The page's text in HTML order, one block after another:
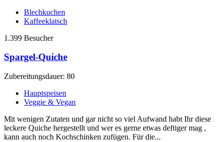
Blechkuchen
Kaffeeklatsch
1.399 Besucher
Spargel-Quiche
Zubereitungsdauer: 80
Hauptspeisen
Veggie & Vegan
Mit wenigen Zutaten und gar nicht so viel Aufwand habt Ihr diese
leckere Quiche hergestellt und wer es gerne etwas deftiger mag ,
kann auch noch Kochschinken zufügen. Für die...